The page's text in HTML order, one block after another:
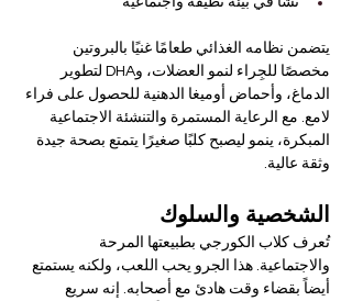
يتضمن نظامه الغذائي طعامًا غنيًا بالبروتين
مخصصًا للجِراء لنمو العضلات، وDHA لتطوير
الدماغ، وأحماض أوميغا الدهنية للحصول على فراء
لامع. مع الرعاية المستمرة والتنشئة الاجتماعية
المبكرة، ينمو ليصبح كلبًا صغيرًا يتمتع بصحة جيدة
وثقة عالية.
الشخصية والسلوك
تُعرف كلاب الكورجي بطبيعتها المرحة
والاجتماعية. هذا الجرو يحب اللعب، ولكنه يستمتع
أيضاً بقضاء وقت هادئ مع أصحابه. إنه سريع